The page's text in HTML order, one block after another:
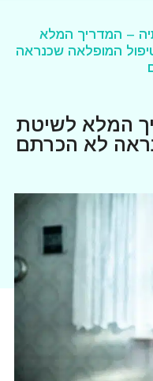
– המדריך המלא
המופלאה שכנראה
המלא לשיטת
לא הכרתם